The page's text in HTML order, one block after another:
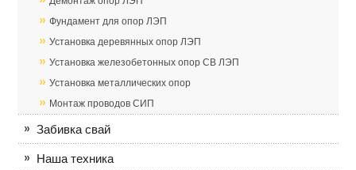
Фундамент для опор ЛЭП
Установка деревянных опор ЛЭП
Установка железобетонных опор CВ ЛЭП
Установка металлических опор
Монтаж проводов СИП
Забивка свай
Наша техника